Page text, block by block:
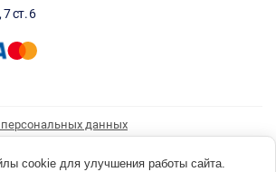
ст. 6
данных
рассылки
cookie для улучшения работы сайта.